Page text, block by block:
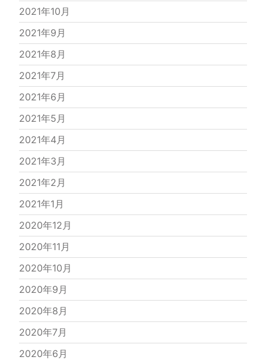
2021年10月
2021年9月
2021年8月
2021年7月
2021年6月
2021年5月
2021年4月
2021年3月
2021年2月
2021年1月
2020年12月
2020年11月
2020年10月
2020年9月
2020年8月
2020年7月
2020年6月